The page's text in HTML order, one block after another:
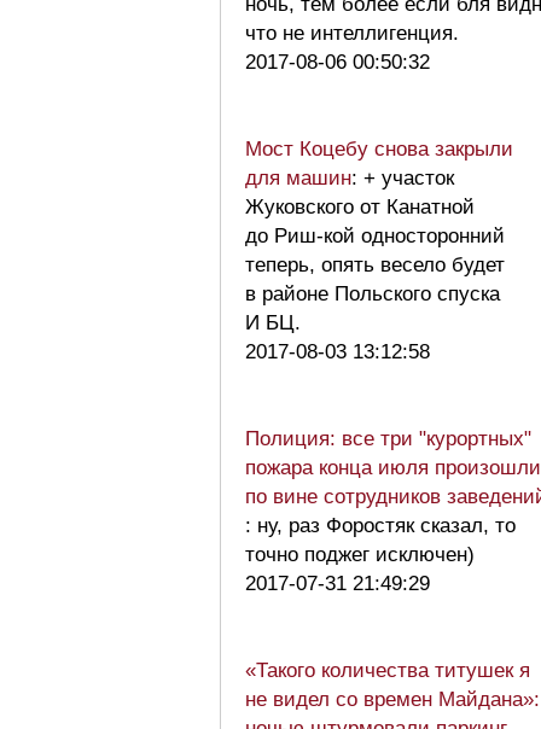
ночь, тем более если бля
что не интеллигенция.
2017-08-06 00:50:32
Мост Коцебу снова закрыли
для машин: + участок
Жуковского от Канатной
до Риш-кой односторонний
теперь, опять весело будет
в районе Польского спуска
И БЦ.
2017-08-03 13:12:58
Полиция: все три "курортных"
пожара конца июля произошли
по вине сотрудников
: ну, раз Форостяк сказал, то
точно поджег исключен)
2017-07-31 21:49:29
«Такого количества титушек я
не видел со времен Майдана»: